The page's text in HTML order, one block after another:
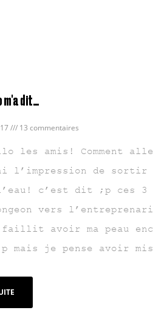
m'a dit…
13 commentaires
amis! Comment
l’impression de sortir
c’est dit ;p ces 3
vers
avoir ma peau
;p mais je pense avoir